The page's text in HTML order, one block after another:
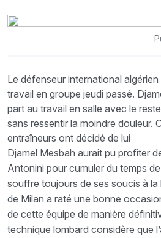
Le défenseur international
travail en groupe jeudi passé.
part au travail en salle avec le
sans ressentir la moindre douleur.
entraîneurs ont décidé de lui
Djamel Mesbah aurait pu profiter
Antonini pour cumuler du temps
souffre toujours de ses soucis à la
de Milan a raté une bonne
de cette équipe de manière
technique lombard considère que